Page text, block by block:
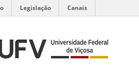
Legislação Canais